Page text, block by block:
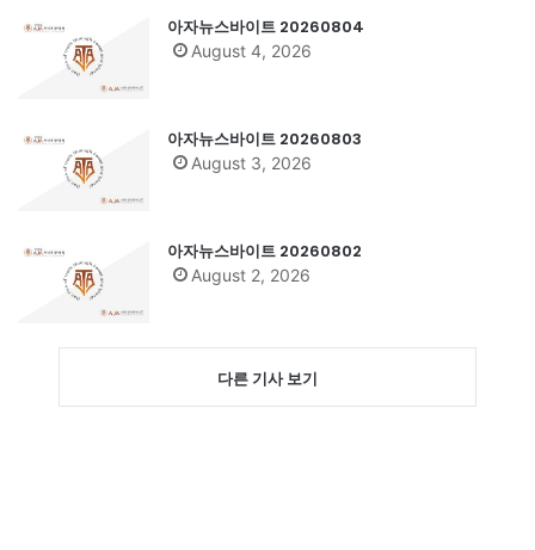
아자뉴스바이트 20260804
August 4, 2026
아자뉴스바이트 20260803
August 3, 2026
아자뉴스바이트 20260802
August 2, 2026
다른 기사 보기